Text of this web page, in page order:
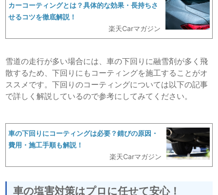
カーコーティングとは？具体的な効果・長持ちさ
せるコツを徹底解説！
楽天Carマガジン
雪道の走行が多い場合には、車の下回りに融雪剤が多く飛
散するため、下回りにもコーティングを施工することがオ
ススメです。下回りのコーティングについては以下の記事
で詳しく解説しているので参考にしてみてください。
車の下回りにコーティングは必要？錆びの原因・
費用・施工手順も解説！
楽天Carマガジン
車の塩害対策はプロに任せて安心！